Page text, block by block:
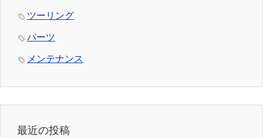
ツーリング
パーツ
メンテナンス
最近の投稿